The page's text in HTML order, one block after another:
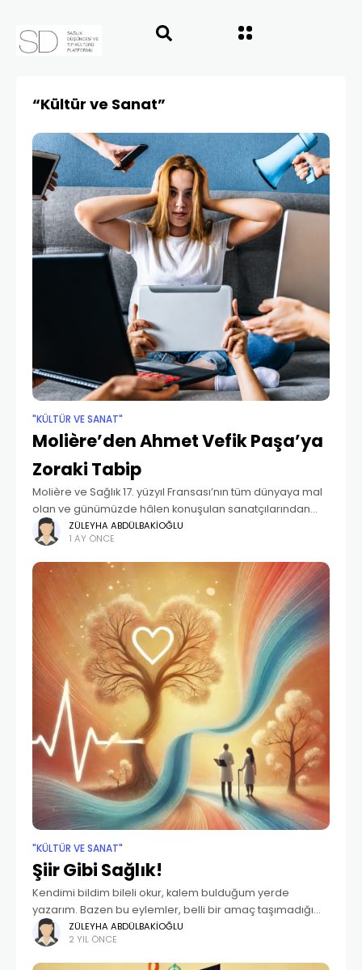
“Kültür ve Sanat”
"KÜLTÜR VE SANAT"
Molière’den Ahmet Vefik Paşa’ya
Zoraki Tabip
Molière ve Sağlık 17. yüzyıl Fransası’nın tüm dünyaya mal
olan ve günümüzde hâlen konuşulan sanatçılarından
Jean Baptiste Poquelin Molière (1622-1673), döneminin
kusurlarını hicvettiği komedi türündeki tiyatro eserleriyle
meşhurdur. Hukuk eğitimi
ZÜLEYHA ABDÜLBAKIOĞLU
1 AY ÖNCE
"KÜLTÜR VE SANAT"
Şiir Gibi Sağlık!
Kendimi bildim bileli okur, kalem bulduğum yerde
yazarım. Bazen bu eylemler, belli bir amaç taşımadığı
gibi estetik kaygı da barındırmaz. Zamandan, mekândan,
hâletiruhiyeden bağımsız; ana dilde, çeviriyle veyahut
anlamsız… Ne
ZÜLEYHA ABDÜLBAKIOĞLU
2 YIL ÖNCE